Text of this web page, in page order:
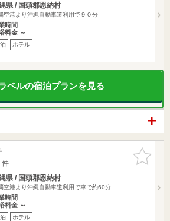
県 / 国頭郡恩納村
空港より沖縄自動車道利用で９０分
時間
料金 ～
ホテル
ベルの宿泊プランを見る
お気に入
りに追加
県 / 国頭郡恩納村
空港より沖縄自動車道利用で車で約60分
時間
料金 ～
ホテル